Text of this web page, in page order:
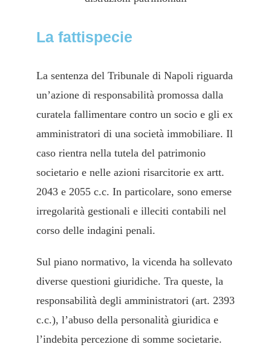
La fattispecie
La sentenza del Tribunale di Napoli riguarda
un’azione di responsabilità promossa dalla
curatela fallimentare contro un socio e gli ex
amministratori di una società immobiliare. Il
caso rientra nella tutela del patrimonio
societario e nelle azioni risarcitorie ex artt.
2043 e 2055 c.c. In particolare, sono emerse
irregolarità gestionali e illeciti contabili nel
corso delle indagini penali.
Sul piano normativo, la vicenda ha sollevato
diverse questioni giuridiche. Tra queste, la
responsabilità degli amministratori (art. 2393
c.c.), l’abuso della personalità giuridica e
l’indebita percezione di somme societarie.